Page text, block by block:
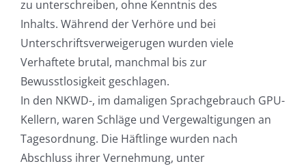
zu unterschreiben, ohne Kenntnis des
Inhalts. Während der Verhöre und bei
Unterschriftsverweigerugen wurden viele
Verhaftete brutal, manchmal bis zur
Bewusstlosigkeit geschlagen.
In den NKWD-, im damaligen Sprachgebrauch GPU-
Kellern, waren Schläge und Vergewaltigungen an
Tagesordnung. Die Häftlinge wurden nach
Abschluss ihrer Vernehmung, unter